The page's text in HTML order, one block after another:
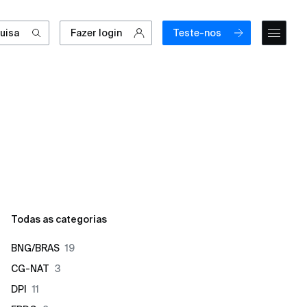
Fazer login Teste-nos
Todas as categorias
BNG/BRAS 19
CG-NAT 3
DPI
11